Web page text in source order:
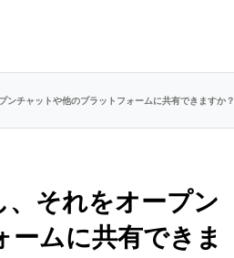
ンチャットや他のプラットフォームに共有できますか？
それをオープン
ムに共有できま